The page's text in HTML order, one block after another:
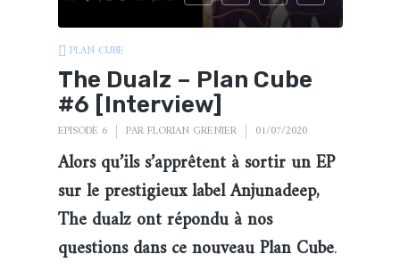
PLAN CUBE
The Dualz – Plan Cube
#6 [Interview]
EPISODE 6 PARFLORIAN GRENIER 01/07/2020
Alors qu’ils s’apprêtent à sortir un EP
sur le prestigieux label Anjunadeep,
The dualz ont répondu à nos
questions dans ce nouveau Plan Cube.